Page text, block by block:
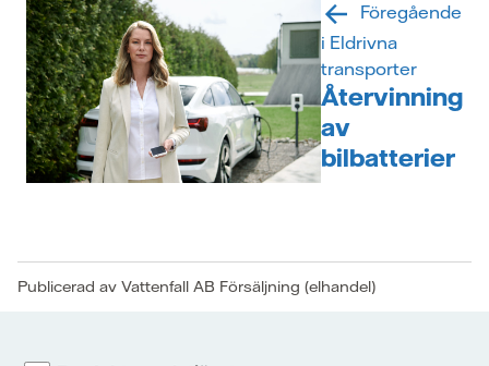
Föregående
i Eldrivna
transporter
Återvinning
av
bilbatterier
Publicerad av Vattenfall AB Försäljning (elhandel)